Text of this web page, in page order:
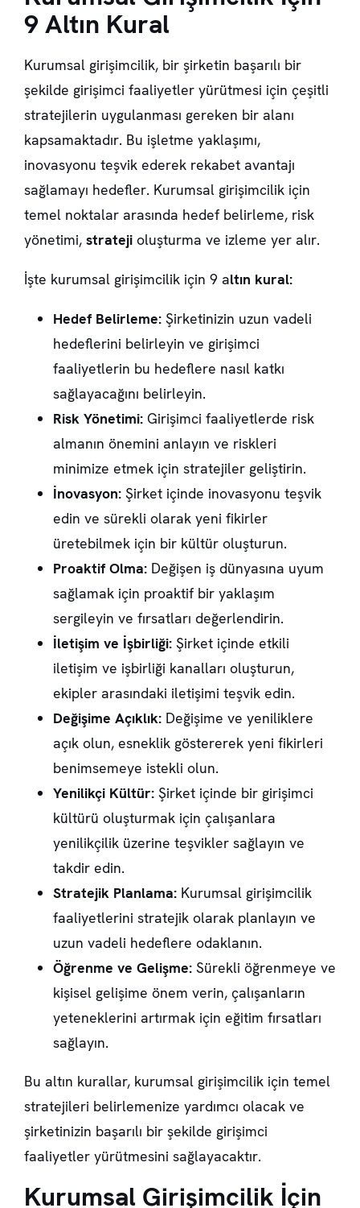
9 Altın Kural
Kurumsal girişimcilik, bir şirketin başarılı bir
şekilde girişimci faaliyetler yürütmesi için çeşitli
stratejilerin uygulanması gereken bir alanı
kapsamaktadır. Bu işletme yaklaşımı,
inovasyonu teşvik ederek rekabet avantajı
sağlamayı hedefler. Kurumsal girişimcilik için
temel noktalar arasında hedef belirleme, risk
yönetimi, strateji oluşturma ve izleme yer alır.
İşte kurumsal girişimcilik için 9 altın kural:
Hedef Belirleme: Şirketinizin uzun vadeli
hedeflerini belirleyin ve girişimci
faaliyetlerin bu hedeflere nasıl katkı
sağlayacağını belirleyin.
Risk Yönetimi: Girişimci faaliyetlerde risk
almanın önemini anlayın ve riskleri
minimize etmek için stratejiler geliştirin.
İnovasyon: Şirket içinde inovasyonu teşvik
edin ve sürekli olarak yeni fikirler
üretebilmek için bir kültür oluşturun.
Proaktif Olma: Değişen iş dünyasına uyum
sağlamak için proaktif bir yaklaşım
sergileyin ve fırsatları değerlendirin.
İletişim ve İşbirliği: Şirket içinde etkili
iletişim ve işbirliği kanalları oluşturun,
ekipler arasındaki iletişimi teşvik edin.
Değişime Açıklık: Değişime ve yeniliklere
açık olun, esneklik göstererek yeni fikirleri
benimsemeye istekli olun.
Yenilikçi Kültür: Şirket içinde bir girişimci
kültürü oluşturmak için çalışanlara
yenilikçilik üzerine teşvikler sağlayın ve
takdir edin.
Stratejik Planlama: Kurumsal girişimcilik
faaliyetlerini stratejik olarak planlayın ve
uzun vadeli hedeflere odaklanın.
Öğrenme ve Gelişme: Sürekli öğrenmeye ve
kişisel gelişime önem verin, çalışanların
yeteneklerini artırmak için eğitim fırsatları
sağlayın.
Bu altın kurallar, kurumsal girişimcilik için temel
stratejileri belirlemenize yardımcı olacak ve
şirketinizin başarılı bir şekilde girişimci
faaliyetler yürütmesini sağlayacaktır.
Kurumsal Girişimcilik İçin